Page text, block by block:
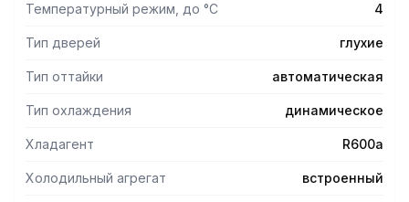
Температурный режим, до °С 4
Тип дверей глухие
Тип оттайки автоматическая
Тип охлаждения динамическое
Хладагент R600а
Холодильный агрегат встроенный